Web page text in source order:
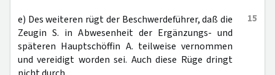
15
e) Des weiteren rügt der Beschwerdeführer, daß die
Zeugin S. in Abwesenheit der Ergänzungs- und
späteren Hauptschöffin A. teilweise vernommen
und vereidigt worden sei. Auch diese Rüge dringt